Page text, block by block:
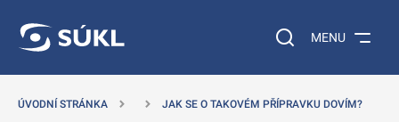
Vyhledávání na
MENU
ÚVODNÍ STRÁNKA JAK SE O TAKOVÉM PŘÍPRAVKU DOVÍM?